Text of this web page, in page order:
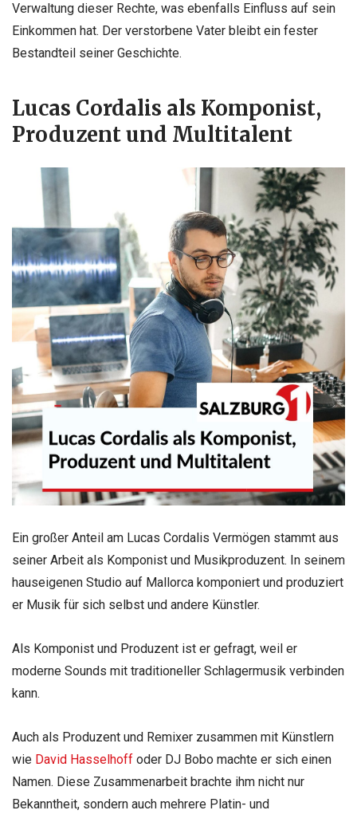
Verwaltung dieser Rechte, was ebenfalls Einfluss auf sein
Einkommen hat. Der verstorbene Vater bleibt ein fester
Bestandteil seiner Geschichte.
Lucas Cordalis als Komponist,
Produzent und Multitalent
Ein großer Anteil am Lucas Cordalis Vermögen stammt aus
seiner Arbeit als Komponist und Musikproduzent. In seinem
hauseigenen Studio auf Mallorca komponiert und produziert
er Musik für sich selbst und andere Künstler.
Als Komponist und Produzent ist er gefragt, weil er
moderne Sounds mit traditioneller Schlagermusik verbinden
kann.
Auch als Produzent und Remixer zusammen mit Künstlern
wie David Hasselhoff oder DJ Bobo machte er sich einen
Namen. Diese Zusammenarbeit brachte ihm nicht nur
Bekanntheit, sondern auch mehrere Platin- und